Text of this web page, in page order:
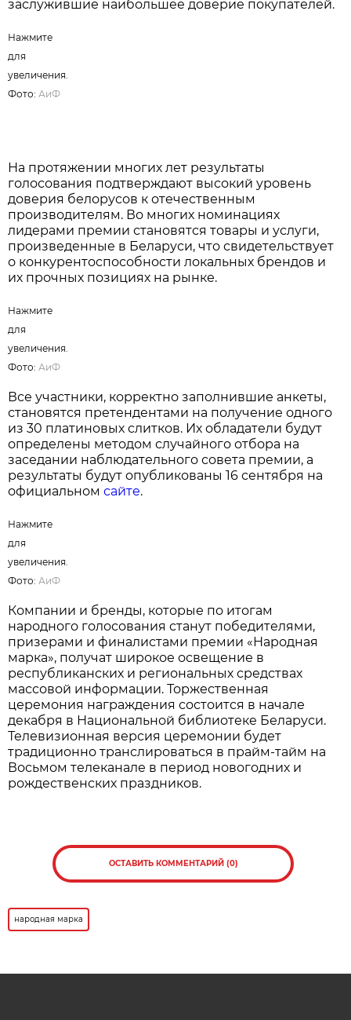
заслужившие наибольшее доверие покупателей.
Нажмите для увеличения. Фото:АиФ
На протяжении многих лет результаты
голосования подтверждают высокий уровень
доверия белорусов к отечественным
лидерами премии становятся товары и услуги,
произведенные в Беларуси, что свидетельствует
о конкурентоспособности локальных брендов и
их прочных позициях на рынке.
Нажмите для увеличения. Фото: АиФ
Все участники, корректно заполнившие анкеты,
становятся претендентами на получение одного
из 30 платиновых слитков. Их обладатели будут
определены методом случайного отбора на
заседании наблюдательного совета премии, а